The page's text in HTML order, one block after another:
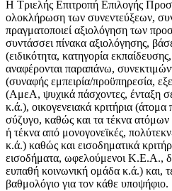
Η Τριελής Επιτροπή Επιλογής
ολοκλήρωση των συνεντεύξεων,
πραγματοποιεί αξιολόγηση των
συντάσσει πίνακα αξιολόγησης,
(ειδικότητα, κατηγορία
αναφέρονται παραπάνω,
(συναφής εμπειρία/προϋπηρεσία,
(ΑμεΑ, ψυχικά πάσχοντες, ένταξη
κ.ά.), οικογενειακά κριτήρια
σύζυγο, καθώς και τα τέκνα ατόμων
ή τέκνα από μονογονεϊκές,
κ.ά.) καθώς και εισοδηματικά
εισοδήματα, ωφελούμενοι Κ.Ε.Α.,
ευπαθή κοινωνική ομάδα κ.ά.) και,
βαθμολόγιο για τον κάθε υποψήφιο.